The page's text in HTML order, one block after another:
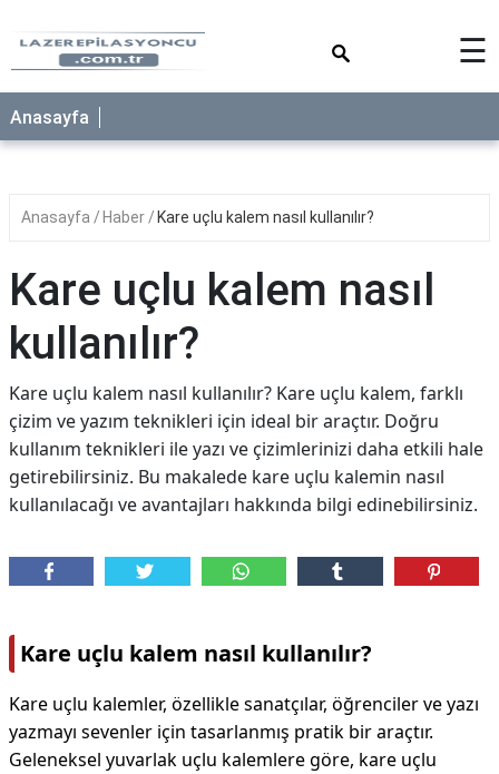
☰
Anasayfa
Anasayfa Haber Kare uçlu kalem nasıl kullanılır?
Kare uçlu kalem nasıl
kullanılır?
Kare uçlu kalem nasıl kullanılır? Kare uçlu kalem, farklı
çizim ve yazım teknikleri için ideal bir araçtır. Doğru
kullanım teknikleri ile yazı ve çizimlerinizi daha etkili hale
getirebilirsiniz. Bu makalede kare uçlu kalemin nasıl
kullanılacağı ve avantajları hakkında bilgi edinebilirsiniz.
Kare uçlu kalem nasıl kullanılır?
Kare uçlu kalemler, özellikle sanatçılar, öğrenciler ve yazı
yazmayı sevenler için tasarlanmış pratik bir araçtır.
Geleneksel yuvarlak uçlu kalemlere göre, kare uçlu